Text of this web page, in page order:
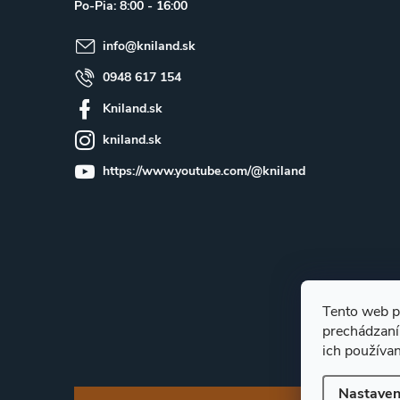
Tento web
ich
Po-Pia: 8:00 - 16:00
info@kniland.sk
0948 617 154
Kniland.sk
kniland.sk
https://www.youtube.com/@kniland